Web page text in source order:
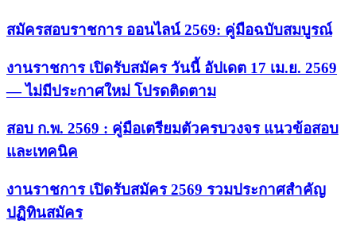
สมัครสอบราชการ ออนไลน์ 2569: คู่มือฉบับสมบูรณ์
งานราชการ เปิดรับสมัคร วันนี้ อัปเดต 17 เม.ย. 2569
— ไม่มีประกาศใหม่ โปรดติดตาม
สอบ ก.พ. 2569 : คู่มือเตรียมตัวครบวงจร แนวข้อสอบ
และเทคนิค
งานราชการ เปิดรับสมัคร 2569 รวมประกาศสำคัญ
ปฏิทินสมัคร